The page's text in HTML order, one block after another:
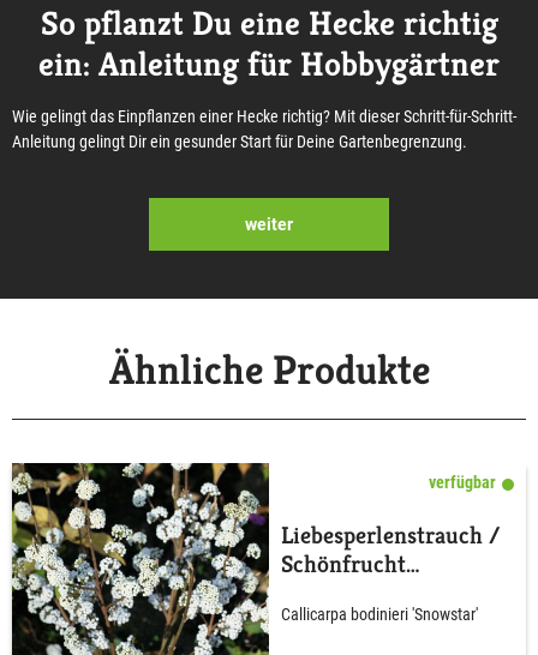
So pflanzt Du eine Hecke richtig
ein: Anleitung für Hobbygärtner
Wie gelingt das Einpflanzen einer Hecke richtig? Mit dieser Schritt-für-Schritt-
Anleitung gelingt Dir ein gesunder Start für Deine Gartenbegrenzung.
weiter
Ähnliche Produkte
verfügbar
Liebesperlenstrauch /
Schönfrucht
Callicarpa bodinieri 'Snowstar'